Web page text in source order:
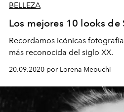
BELLEZA
Los mejores 10 looks de
Recordamos icónicas
más reconocida del siglo XX.
20.09.2020 por Lorena Meouchi